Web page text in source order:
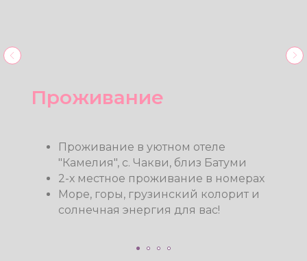
Питание
Вкуснейшее 3-х разовое питание
(завтрак, обед и ужин) от поваров
Тур-Мир
Полезная и сытная вегетарианская
кухня